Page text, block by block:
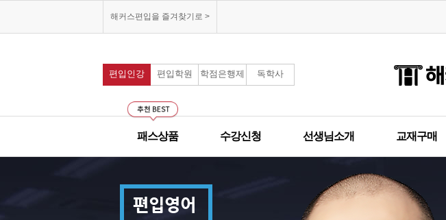
해커스편입을 즐겨찾기로 >
편입인강 편입학원 학점은행제 독학사
패스상품 수강신청 선생님소개 교재구매
편입영어